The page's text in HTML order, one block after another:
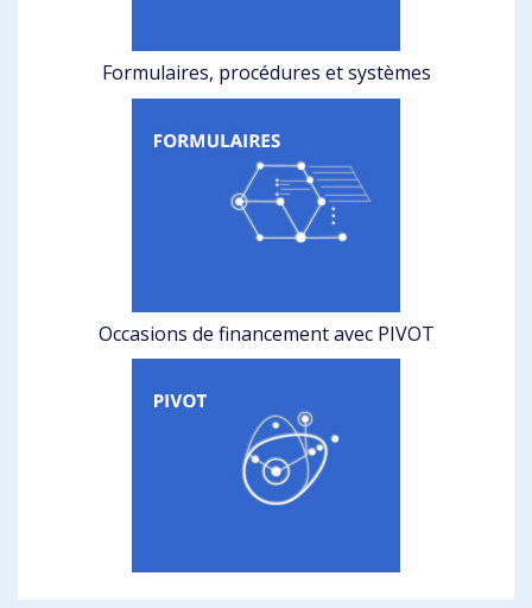
Formulaires, procédures et systèmes
Occasions de financement avec PIVOT